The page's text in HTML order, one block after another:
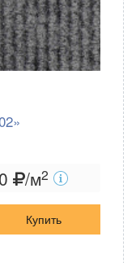
/м2
Купить